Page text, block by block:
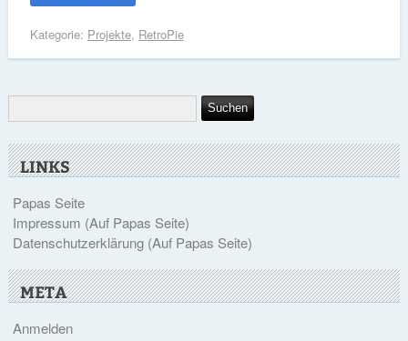
Kategorie: Projekte, RetroPie
LINKS
Papas Seite
Impressum (Auf Papas Seite)
Datenschutzerklärung (Auf Papas Seite)
META
Anmelden